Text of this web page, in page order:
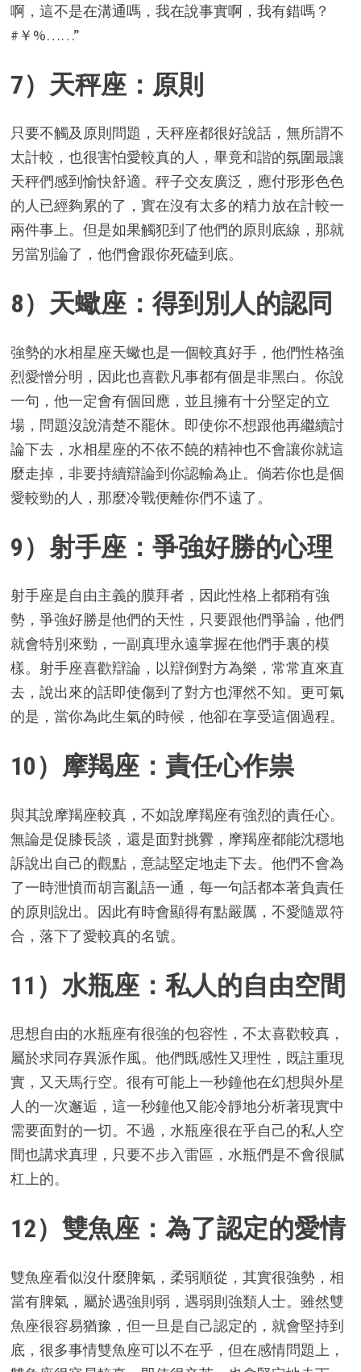
啊，這不是在溝通嗎，我在說事實啊，我有錯嗎？
#￥%……”
7）天秤座：原則
只要不觸及原則問題，天秤座都很好說話，無所謂不
太計較，也很害怕愛較真的人，畢竟和諧的氛圍最讓
天秤們感到愉快舒適。秤子交友廣泛，應付形形色色
的人已經夠累的了，實在沒有太多的精力放在計較一
兩件事上。但是如果觸犯到了他們的原則底線，那就
另當別論了，他們會跟你死磕到底。
8）天蠍座：得到別人的認同
強勢的水相星座天蠍也是一個較真好手，他們性格強
烈愛憎分明，因此也喜歡凡事都有個是非黑白。你說
一句，他一定會有個回應，並且擁有十分堅定的立
場，問題沒說清楚不罷休。即使你不想跟他再繼續討
論下去，水相星座的不依不饒的精神也不會讓你就這
麼走掉，非要持續辯論到你認輸為止。倘若你也是個
愛較勁的人，那麼冷戰便離你們不遠了。
9）射手座：爭強好勝的心理
射手座是自由主義的膜拜者，因此性格上都稍有強
勢，爭強好勝是他們的天性，只要跟他們爭論，他們
就會特別來勁，一副真理永遠掌握在他們手裏的模
樣。射手座喜歡辯論，以辯倒對方為樂，常常直來直
去，說出來的話即使傷到了對方也渾然不知。更可氣
的是，當你為此生氣的時候，他卻在享受這個過程。
10）摩羯座：責任心作祟
與其說摩羯座較真，不如說摩羯座有強烈的責任心。
無論是促膝長談，還是面對挑釁，摩羯座都能沈穩地
訴說出自己的觀點，意誌堅定地走下去。他們不會為
了一時泄憤而胡言亂語一通，每一句話都本著負責任
的原則說出。因此有時會顯得有點嚴厲，不愛隨眾符
合，落下了愛較真的名號。
11）水瓶座：私人的自由空間
思想自由的水瓶座有很強的包容性，不太喜歡較真，
屬於求同存異派作風。他們既感性又理性，既註重現
實，又天馬行空。很有可能上一秒鐘他在幻想與外星
人的一次邂逅，這一秒鐘他又能冷靜地分析著現實中
需要面對的一切。不過，水瓶座很在乎自己的私人空
間也講求真理，只要不步入雷區，水瓶們是不會很膩
杠上的。
12）雙魚座：為了認定的愛情
雙魚座看似沒什麼脾氣，柔弱順從，其實很強勢，相
當有脾氣，屬於遇強則弱，遇弱則強類人士。雖然雙
魚座很容易猶豫，但一旦是自己認定的，就會堅持到
底，很多事情雙魚座可以不在乎，但在感情問題上，